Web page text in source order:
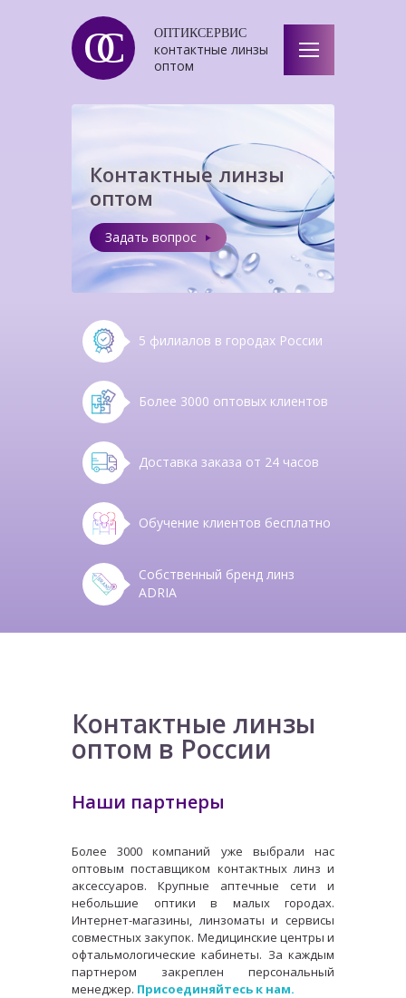
ОС ОПТИКСЕРВИС
контактные линзы
оптом
Контактные линзы
оптом
Задать вопрос
5 филиалов в городах России
Более 3000 оптовых клиентов
Доставка заказа от 24 часов
Обучение клиентов бесплатно
Собственный бренд линз
ADRIA
Контактные линзы
оптом в России
Наши партнеры
Более 3000 компаний уже выбрали нас
оптовым поставщиком контактных линз и
аксессуаров. Крупные аптечные сети и
небольшие оптики в малых городах.
Интернет-магазины, линзоматы и сервисы
совместных закупок. Медицинские центры и
офтальмологические кабинеты. За каждым
партнером закреплен персональный
менеджер. Присоединяйтесь к нам.